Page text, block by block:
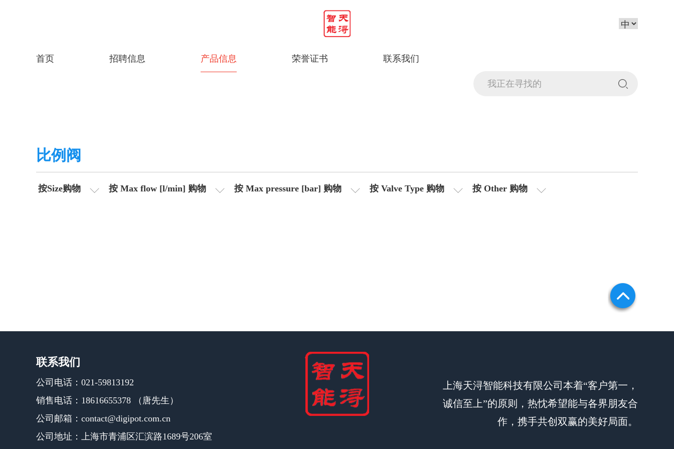
首页 招聘信息 产品信息 荣誉证书 联系我们
比例阀
按Size购物 按 Max flow [l/min] 购物 按 Max pressure [bar] 购物 按 Valve Type 购物 按 Other 购物
联系我们
公司电话：021-59813192
销售电话：18616655378 （唐先生）
公司邮箱：contact@digipot.com.cn
公司地址：上海市青浦区汇滨路1689号206室
上海天浔智能科技有限公司本着“客户第一，
诚信至上”的原则，热忱希望能与各界朋友合
作，携手共创双赢的美好局面。